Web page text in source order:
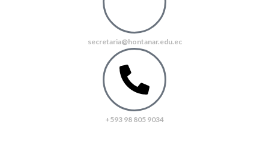
secretaria@hontanar.edu.ec
+593 98 805 9034